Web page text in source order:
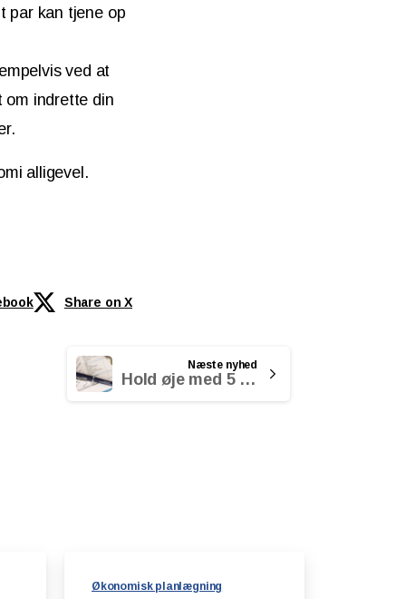
par kan tjene op
ved at
om indrette din
alligevel.
Share on X
Næste nyhed
Hold øje med 5 dele af din økonomi i 2023
Økonomisk planlægning